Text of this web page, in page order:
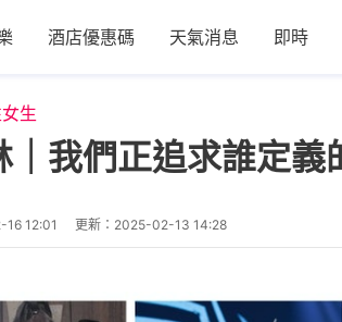
酒店優惠碼 天氣消息 即時
生
｜我們正追求誰定
12:01 更新： 2025-02-13 14:28